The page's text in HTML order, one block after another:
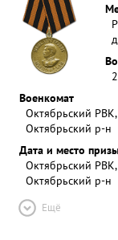
Военкомат
Октябрьский
Октябрьский р-н
Дата и место
Октябрьский
Октябрьский р-н
Ещё